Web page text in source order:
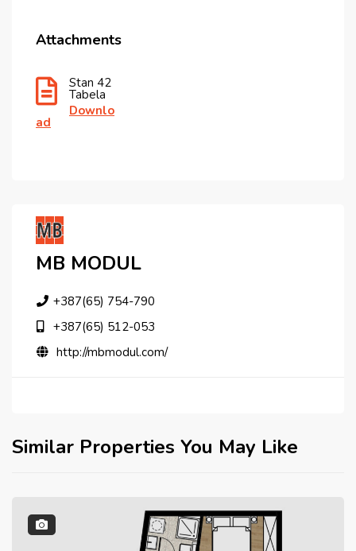
Attachments
Stan 42
Tabela
Downlo
Ad
MB MODUL
+387(65) 754-790
+387(65) 512-053
http://mbmodul.com/
Similar Properties You May Like